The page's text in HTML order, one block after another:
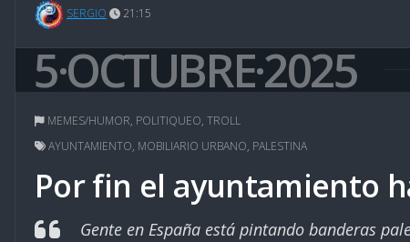
SERGIO 21:15
5·OCTUBRE·2025
MEMES/HUMOR, POLITIQUEO, TROLL
AYUNTAMIENTO, MOBILIARIO URBANO, PALESTINA
Por fin el ayuntamiento
Gente en España está pintando banderas